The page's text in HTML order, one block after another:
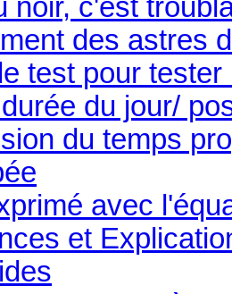
noir, c'est
des astres
test pour
du jour/
du temps
avec
et